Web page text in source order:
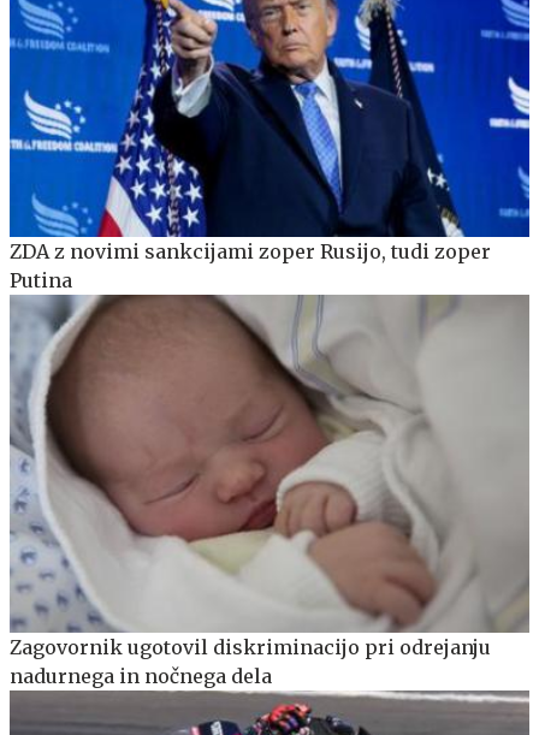
ZDA z novimi sankcijami zoper Rusijo, tudi zoper
Putina
Zagovornik ugotovil diskriminacijo pri odrejanju
nadurnega in nočnega dela